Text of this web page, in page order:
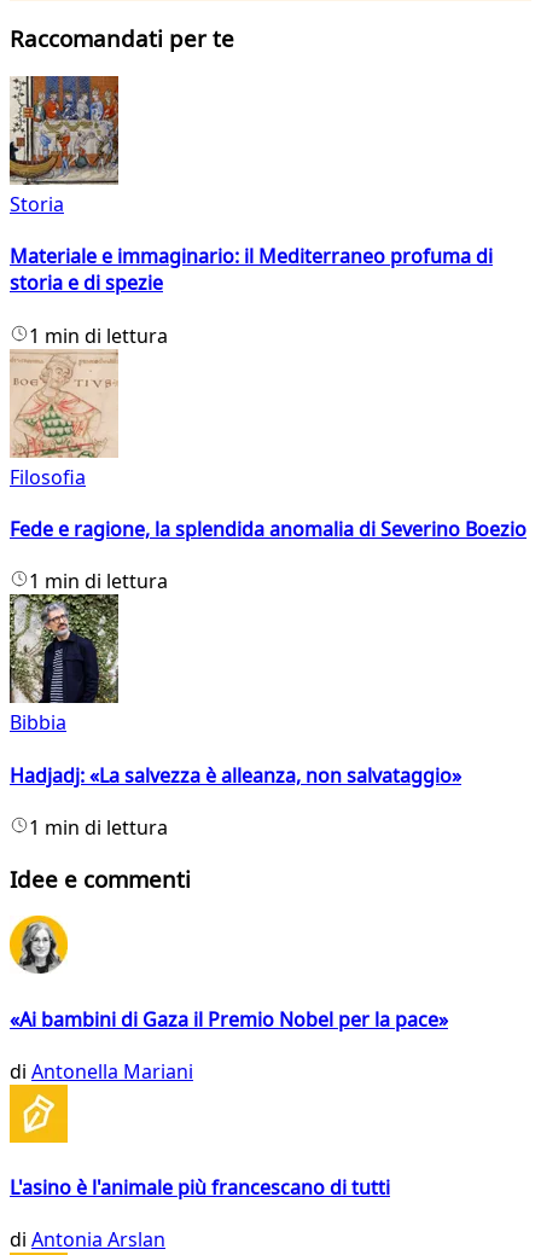
Raccomandati per te
Storia
Materiale e immaginario: il Mediterraneo profuma di
storia e di spezie
1 min di lettura
Filosofia
Fede e ragione, la splendida anomalia di Severino Boezio
1 min di lettura
Bibbia
Hadjadj: «La salvezza è alleanza, non salvataggio»
1 min di lettura
Idee e commenti
«Ai bambini di Gaza il Premio Nobel per la pace»
di Antonella Mariani
L'asino è l'animale più francescano di tutti
di Antonia Arslan